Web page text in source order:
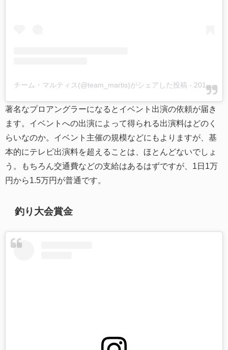
チーム・マルティス(@team_martis)がシェアした投稿 - 2019年10月月28日午前3時17分PDT
著名なプロアングラーになるとイベント出演の依頼が届き
ます。イベントへの出演によって得られる出演料はどのく
らいなのか。イベント主催の規模などにもよりますが、基
本的にテレビ出演料を超えることは、ほとんどないでしょ
う。もちろん交通費などの支給はあるはずですが、1日1万
円から1.5万円が普通です。
釣り大会賞金